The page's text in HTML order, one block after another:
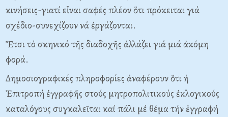
κινήσεις-γιατί εἶναι σαφές πλέον ὅτι πρόκειται γιά
σχέδιο-συνεχίζουν νά ἐργάζονται.
Ἔτσι τό σκηνικό τῆς διαδοχῆς ἀλλάζει γιά μιά ἀκόμη
φορά.
Δημοσιογραφικές πληροφορίες ἀναφέρουν ὅτι ἡ
Ἐπιτροπή ἐγγραφῆς στούς μητροπολιτικούς ἐκλογικούς
καταλόγους συγκαλεῖται καί πάλι μέ θέμα τήν ἐγγραφή